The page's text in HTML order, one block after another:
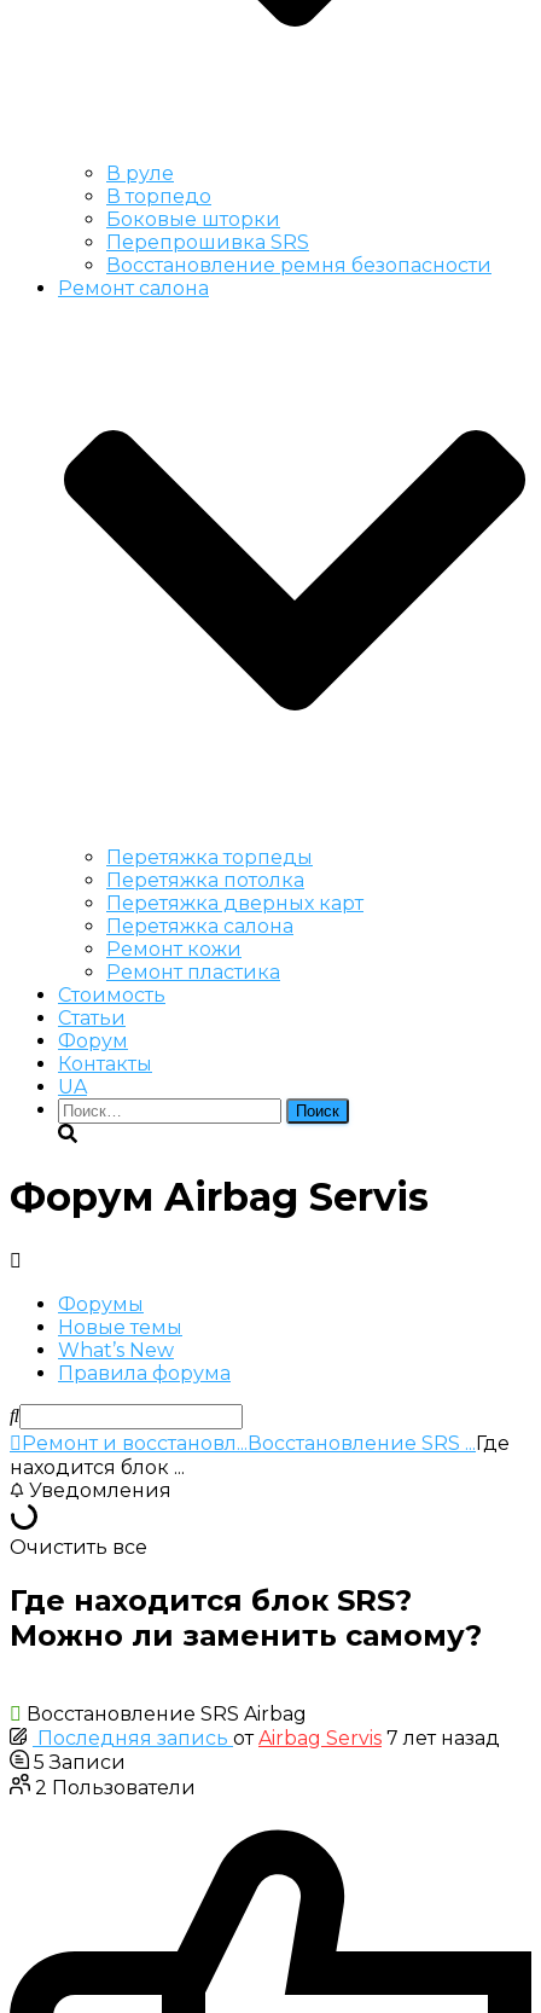
В руле
В торпедо
Боковые шторки
Перепрошивка SRS
Восстановление ремня безопасности
Ремонт салона
Перетяжка торпеды
Перетяжка потолка
Перетяжка дверных карт
Перетяжка салона
Ремонт кожи
Ремонт пластика
Стоимость
Статьи
Форум
Контакты
UA
Найти:
Форум Airbag Servis
Форумы
Новые темы
What’s New
Правила форума
Ремонт и восстановл...Восстановление SRS ...Где
находится блок ...
Уведомления
Очистить все
Где находится блок SRS?
Можно ли заменить самому?
Восстановление SRS Airbag
Последняя запись от Airbag Servis 7 лет назад
5Записи
2 Пользователи